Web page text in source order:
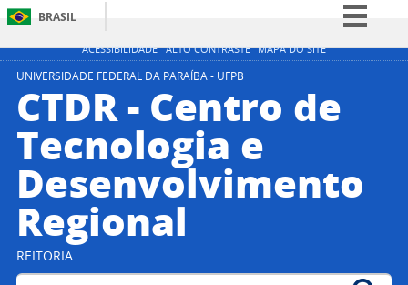
ACESSIBILIDADE ALTO CONTRASTE MAPA DO SITE
BRASIL
Simplifique!
Participe
Legislação
Canais
UNIVERSIDADE FEDERAL DA PARAÍBA - UFPB
CTDR - Centro de
Tecnologia e
Desenvolvimento
Regional
REITORIA
Buscar no portal